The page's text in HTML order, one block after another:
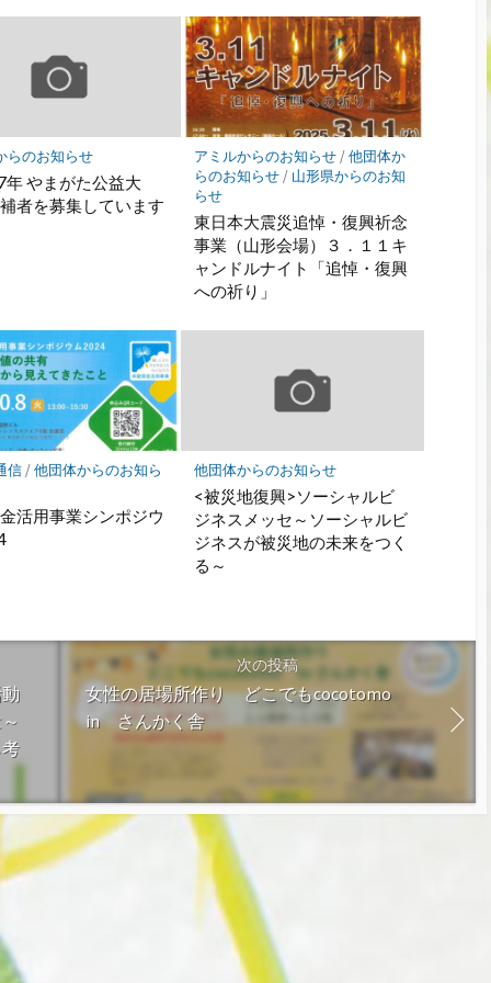
らのお知らせ
年 やまがた公益大
者を募集しています
アミルからのお知らせ/他団体か
らのお知らせ/ 山形県からのお知
らせ
東日本大震災追悼・復興祈念
事業（山形会場）３．１１キ
ャンドルナイト「追悼・復興
への祈り」
信/他団体からのお知ら
活用事業シンポジウ
他団体からのお知らせ
<被災地復興>ソーシャルビ
ジネスメッセ～ソーシャルビ
ジネスが被災地の未来をつく
る～
次の投稿
女性の居場所作り どこでもcocotomo
in さんかく舎